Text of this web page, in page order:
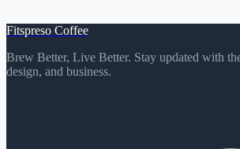
Fitspreso Coffee
Brew Better, Live Better. Stay updated with
design, and business.